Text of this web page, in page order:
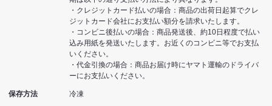
・クレジットカード払いの場合：商品の出荷日起算でクレ
ジットカード会社にお支払い額分を請求いたします。
・コンビニ後払いの場合：商品発送後、約10日程度で払い
込み用紙を発送いたします。お近くのコンビニ等でお支払
いください。
・代金引換の場合：商品お届け時にヤマト運輸のドライバ
ーにお支払いください。
保存方法 冷凍